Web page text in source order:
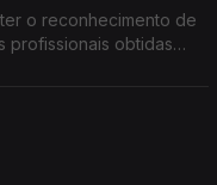
o reconhecimento de
profissionais obtidas